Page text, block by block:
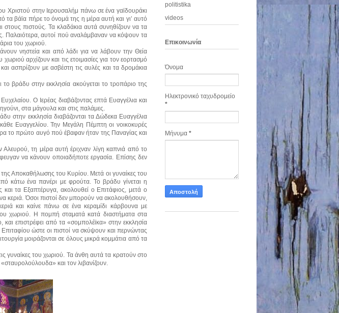
Χριστού στην Ιερουσαλήμ πάνω σε ένα γαϊδουράκι
τα βάϊα πήρε το όνομά της η μέρα αυτή και γι’ αυτό
στους πιστούς. Τα κλαδάκια αυτά συνηθίζουν να τα
Παλαιότερα, αυτοί πού αναλάμβαναν να κόψουν τα
του χωριού.
νηστεία και από λάδι για να λάβουν την Θεία
αρχίζουν και τις ετοιμασίες για τον εορτασμό
ασπρίζουν με ασβέστη τις αυλές και τα δρομάκια
το βράδυ στην εκκλησία ακούγεται το τροπάριο της
Ο Ιερέας διαβάζοντας επτά Ευαγγέλια και
στα μάγουλα και στις παλάμες.
στην εκκλησία διαβάζονται τα Δώδεκα Ευαγγέλια
Ευαγγελίου. Την Μεγάλη Πέμπτη οι νοικοκυρές
το πρώτο αυγό πού έβαφαν ήταν της Παναγίας και
Αλευρού, τη μέρα αυτή έριχναν λίγη καπνιά από το
να κάνουν οποιαδήποτε εργασία. Επίσης δεν
Αποκαθήλωσης του Κυρίου. Μετά οι γυναίκες του
κάτω ένα πανέρι με φρούτα. Το βράδυ γίνεται η
τα Εξαπτέρυγα, ακολουθεί ο Επιτάφιος, μετά ο
κεριά. Όσοι πιστοί δεν μπορούν να ακολουθήσουν,
και καίνε πάνω σε ένα κεραμίδι κάρβουνα με
χωριού. Η πομπή σταματά κατά διαστήματα στα
επιστρέφει από τα «σομπολέϊκα» στην εκκλησία
ώστε οι πιστοί να σκύψουν και περνώντας
μοιράζονται σε όλους μικρά κομμάτια από τα
γυναίκες του χωριού. Τα άνθη αυτά τα κρατούν στο
και τον λιβανίζουν.
politistika
videos
Eπικοινωνία
Όνομα
Ηλεκτρονικό ταχυδρομείο
*
Μήνυμα *